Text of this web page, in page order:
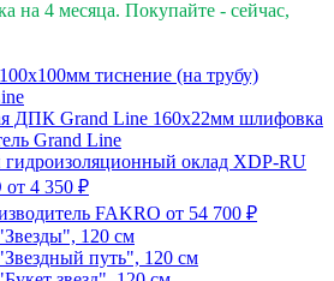
на 4 месяца. Покупайте - сейчас,
тиснение (на трубу)
ДПК Grand Line 160х22мм шлифовка
Grand Line
оклад XDP-RU
от 4 350 ₽
FAKRO от 54 700 ₽
120 см
путь", 120 см